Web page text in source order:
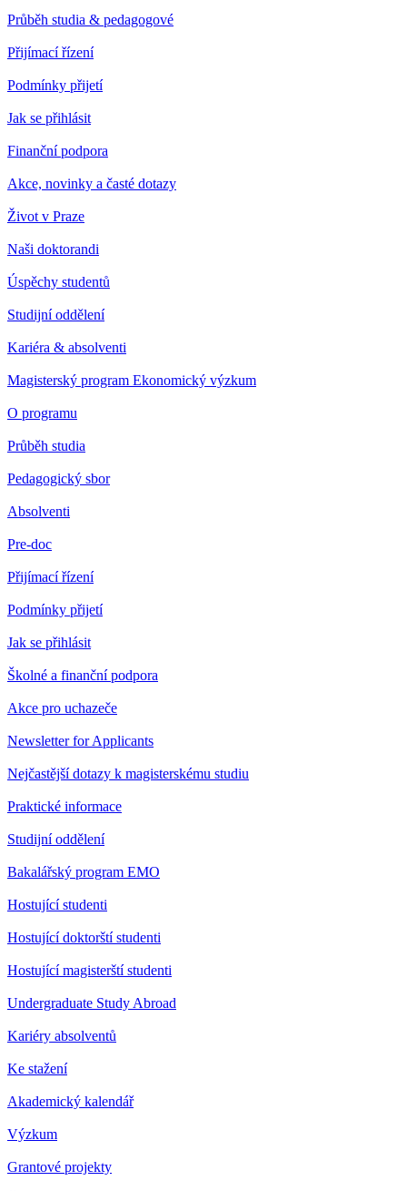
Průběh studia & pedagogové
Přijímací řízení
Podmínky přijetí
Jak se přihlásit
Finanční podpora
Akce, novinky a časté dotazy
Život v Praze
Naši doktorandi
Úspěchy studentů
Studijní oddělení
Kariéra & absolventi
Magisterský program Ekonomický výzkum
O programu
Průběh studia
Pedagogický sbor
Absolventi
Pre-doc
Přijímací řízení
Podmínky přijetí
Jak se přihlásit
Školné a finanční podpora
Akce pro uchazeče
Newsletter for Applicants
Nejčastější dotazy k magisterskému studiu
Praktické informace
Studijní oddělení
Bakalářský program EMO
Hostující studenti
Hostující doktorští studenti
Hostující magisterští studenti
Undergraduate Study Abroad
Kariéry absolventů
Ke stažení
Akademický kalendář
Výzkum
Grantové projekty